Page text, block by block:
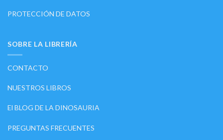
PROTECCIÓN DE DATOS
SOBRE LA LIBRERÍA
CONTACTO
NUESTROS LIBROS
El BLOG DE LA DINOSAURIA
PREGUNTAS FRECUENTES